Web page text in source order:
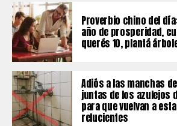
Proverbio chino del
año de prosperidad,
querés 10, plantá
Adiós a las manchas
juntas de los azulejos
para que vuelvan a
relucientes